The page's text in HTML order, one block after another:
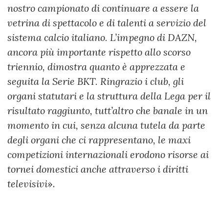
nostro campionato di continuare a essere la
vetrina di spettacolo e di talenti a servizio del
sistema calcio italiano. L’impegno di DAZN,
ancora più importante rispetto allo scorso
triennio, dimostra quanto è apprezzata e
seguita la Serie BKT. Ringrazio i club, gli
organi statutari e la struttura della Lega per il
risultato raggiunto, tutt’altro che banale in un
momento in cui, senza alcuna tutela da parte
degli organi che ci rappresentano, le maxi
competizioni internazionali erodono risorse ai
tornei domestici anche attraverso i diritti
televisivi».